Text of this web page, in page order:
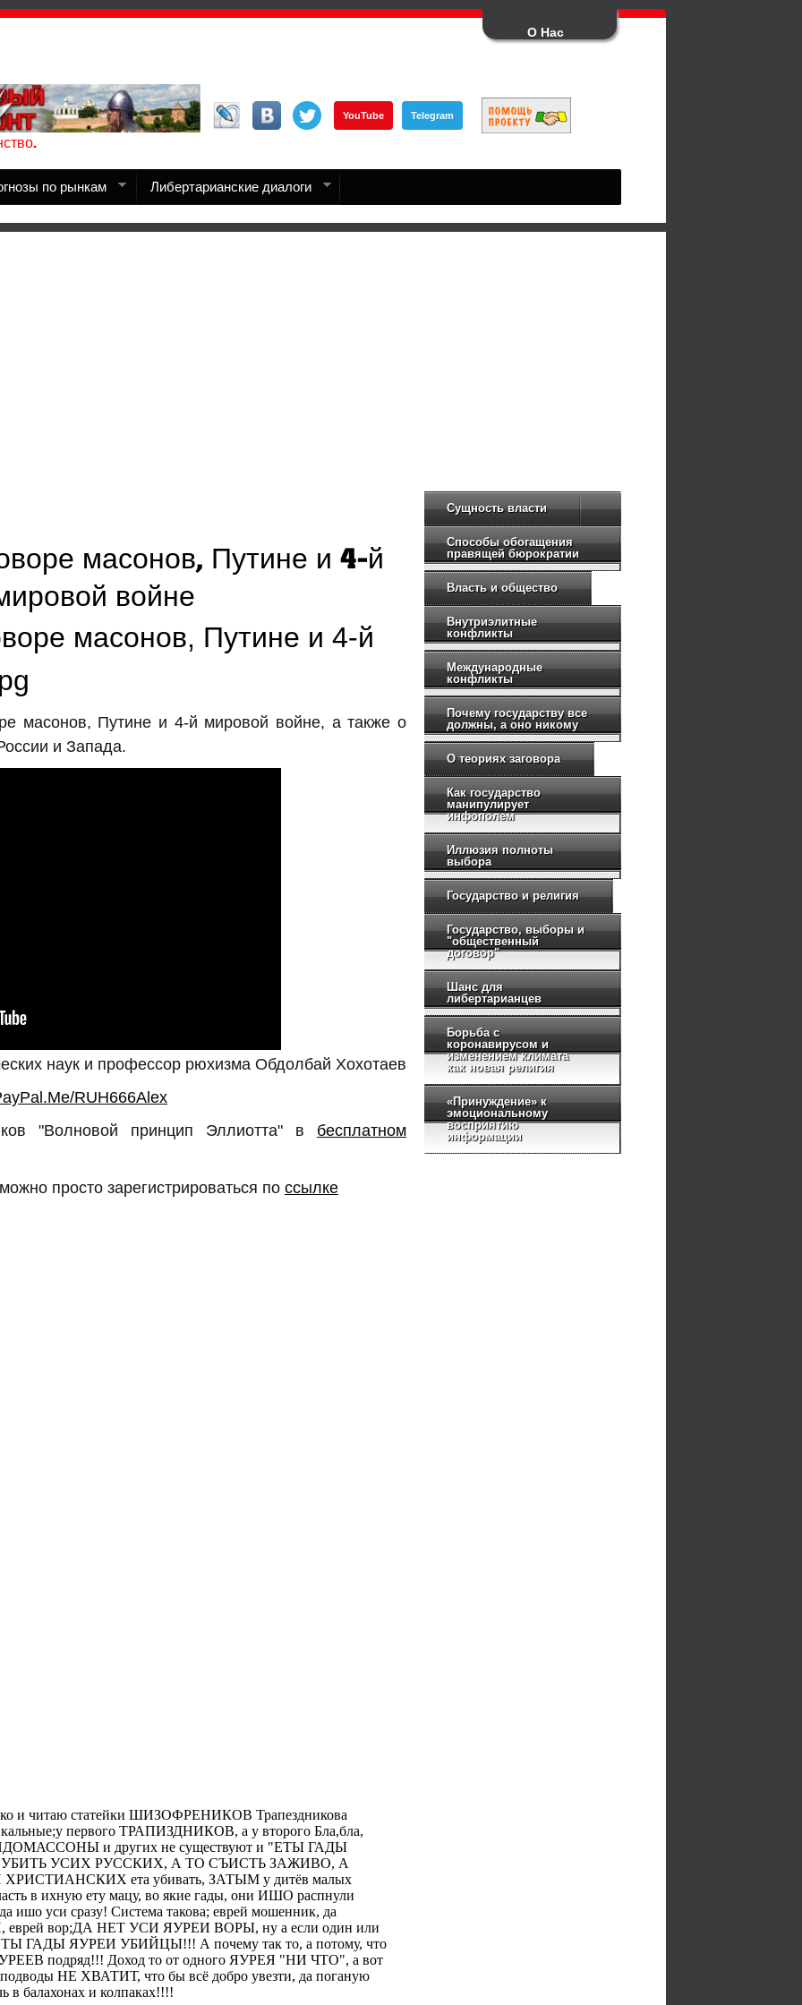
О Нас
YouTube Telegram
по рынкам Либертарианские диалоги
масонов, Путине и 4-й
войне
масонов, Путине и 4-й мировой войне, а также о
и Запада.
наук и профессор рюхизма Обдолбай Хохотаев
RUH666Alex
"Волновой принцип Эллиотта" в бесплатном
просто зарегистрироваться по ссылке
Сущность власти
Способы обогащения
правящей бюрократии
Власть и общество
Внутриэлитные
конфликты
Международные
конфликты
Почему государству все
должны, а оно никому
О теориях заговора
Как государство
манипулирует
инфополем
Иллюзия полноты
выбора
Государство и религия
Государство, выборы и
"общественный
договор"
Шанс для
либертарианцев
Борьба с
коронавирусом и
изменением климата
как новая религия
«Принуждение» к
эмоциональному
восприятию
информации